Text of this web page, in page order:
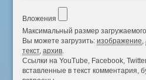
Вложения
Максимальный размер
Вы можете загрузить:изображение,
текст,архив.
Ссылки на YouTube, Facebook,
вставленные в текст комментария,